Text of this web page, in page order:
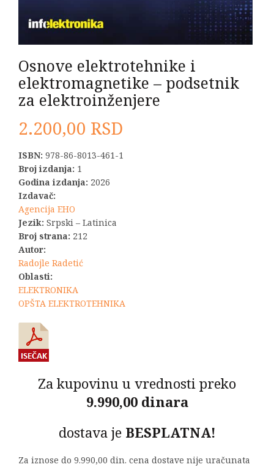
Osnove elektrotehnike i
elektromagnetike – podsetnik
za elektroinženjere
2.200,00 RSD
ISBN: 978-86-8013-461-1
Broj izdanja: 1
Godina izdanja: 2026
Izdavač:
Agencija EHO
Jezik: Srpski – Latinica
Broj strana: 212
Autor:
Radojle Radetić
Oblasti:
ELEKTRONIKA
OPŠTA ELEKTROTEHNIKA
Za kupovinu u vrednosti preko
9.990,00 dinara
dostava je BESPLATNA!
Za iznose do 9.990,00 din. cena dostave nije uračunata